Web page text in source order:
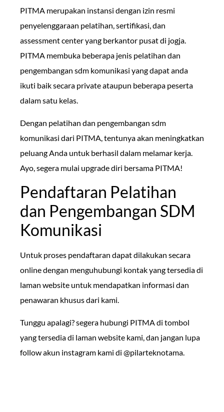
PITMA merupakan instansi dengan izin resmi
penyelenggaraan pelatihan, sertifikasi, dan
assessment center yang berkantor pusat di jogja.
PITMA membuka beberapa jenis pelatihan dan
pengembangan sdm komunikasi yang dapat anda
ikuti baik secara private ataupun beberapa peserta
dalam satu kelas.
Dengan pelatihan dan pengembangan sdm
komunikasi dari PITMA, tentunya akan meningkatkan
peluang Anda untuk berhasil dalam melamar kerja.
Ayo, segera mulai upgrade diri bersama PITMA!
Pendaftaran Pelatihan
dan Pengembangan SDM
Komunikasi
Untuk proses pendaftaran dapat dilakukan secara
online dengan menguhubungi kontak yang tersedia di
laman website untuk mendapatkan informasi dan
penawaran khusus dari kami.
Tunggu apalagi? segera hubungi PITMA di tombol
yang tersedia di laman website kami, dan jangan lupa
follow akun instagram kami di @pilarteknotama.